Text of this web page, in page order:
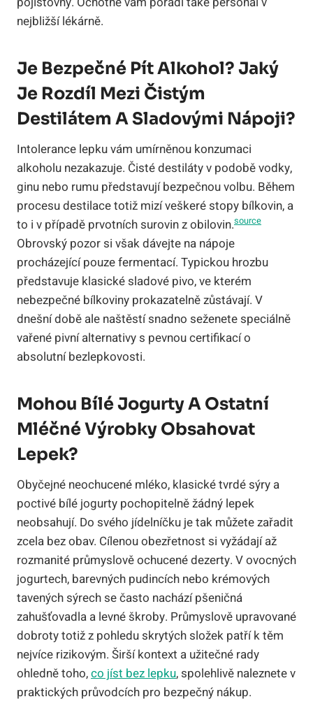
nejbližší lékárně.
Je Bezpečné Pít Alkohol? Jaký
Je Rozdíl Mezi Čistým
Destilátem A Sladovými Nápoji?
Intolerance lepku vám umírněnou konzumaci
alkoholu nezakazuje. Čisté destiláty v podobě vodky,
ginu nebo rumu představují bezpečnou volbu. Během
procesu destilace totiž mizí veškeré stopy bílkovin, a
to i v případě prvotních surovin z obilovin.source
Obrovský pozor si však dávejte na nápoje
procházející pouze fermentací. Typickou hrozbu
představuje klasické sladové pivo, ve kterém
nebezpečné bílkoviny prokazatelně zůstávají. V
dnešní době ale naštěstí snadno seženete speciálně
vařené pivní alternativy s pevnou certifikací o
absolutní bezlepkovosti.
Mohou Bílé Jogurty A Ostatní
Mléčné Výrobky Obsahovat
Lepek?
Obyčejné neochucené mléko, klasické tvrdé sýry a
poctivé bílé jogurty pochopitelně žádný lepek
neobsahují. Do svého jídelníčku je tak můžete zařadit
zcela bez obav. Cílenou obezřetnost si vyžádají až
rozmanité průmyslově ochucené dezerty. V ovocných
jogurtech, barevných pudincích nebo krémových
tavených sýrech se často nachází pšeničná
zahušťovadla a levné škroby. Průmyslově upravované
dobroty totiž z pohledu skrytých složek patří k těm
nejvíce rizikovým. Širší kontext a užitečné rady
ohledně toho,co jíst bez lepku, spolehlivě naleznete v
praktických průvodcích pro bezpečný nákup.